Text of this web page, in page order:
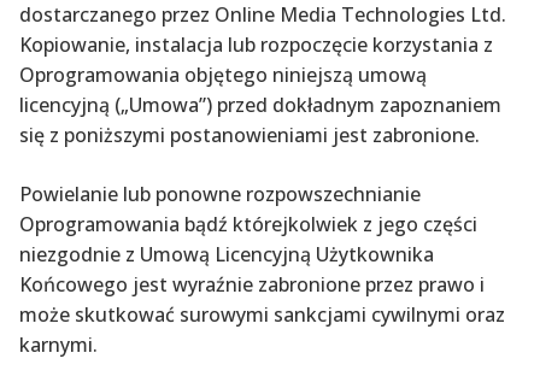
dostarczanego przez Online Media Technologies Ltd.
Kopiowanie, instalacja lub rozpoczęcie korzystania z
Oprogramowania objętego niniejszą umową
licencyjną („Umowa”) przed dokładnym zapoznaniem
się z poniższymi postanowieniami jest zabronione.
Powielanie lub ponowne rozpowszechnianie
Oprogramowania bądź którejkolwiek z jego części
niezgodnie z Umową Licencyjną Użytkownika
Końcowego jest wyraźnie zabronione przez prawo i
może skutkować surowymi sankcjami cywilnymi oraz
karnymi.